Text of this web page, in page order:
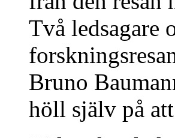
Två ledsagare
Bruno
höll själv på